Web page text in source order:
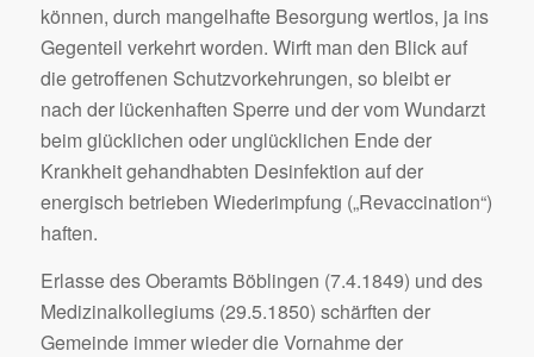
können, durch mangelhafte Besorgung wertlos, ja ins
Gegenteil verkehrt worden. Wirft man den Blick auf
die getroffenen Schutzvorkehrungen, so bleibt er
nach der lückenhaften Sperre und der vom Wundarzt
beim glücklichen oder unglücklichen Ende der
Krankheit gehandhabten Desinfektion auf der
energisch betrieben Wiederimpfung („Revaccination“)
haften.
Erlasse des Oberamts Böblingen (7.4.1849) und des
Medizinalkollegiums (29.5.1850) schärften der
Gemeinde immer wieder die Vornahme der